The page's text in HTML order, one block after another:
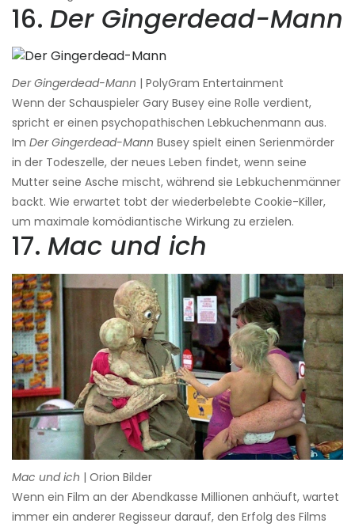
16. Der Gingerdead-Mann
Der Gingerdead-Mann | PolyGram Entertainment
Wenn der Schauspieler Gary Busey eine Rolle verdient,
spricht er einen psychopathischen Lebkuchenmann aus.
Im Der Gingerdead-Mann Busey spielt einen Serienmörder
in der Todeszelle, der neues Leben findet, wenn seine
Mutter seine Asche mischt, während sie Lebkuchenmänner
backt. Wie erwartet tobt der wiederbelebte Cookie-Killer,
um maximale komödiantische Wirkung zu erzielen.
17. Mac und ich
Mac und ich | Orion Bilder
Wenn ein Film an der Abendkasse Millionen anhäuft, wartet
immer ein anderer Regisseur darauf, den Erfolg des Films